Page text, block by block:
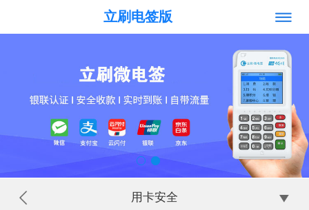
立刷电签版
用卡安全